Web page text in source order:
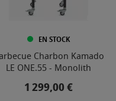
EN STOCK
Charbon Kamado
LE ONE.55 - Monolith
Prix
1 299,00 €